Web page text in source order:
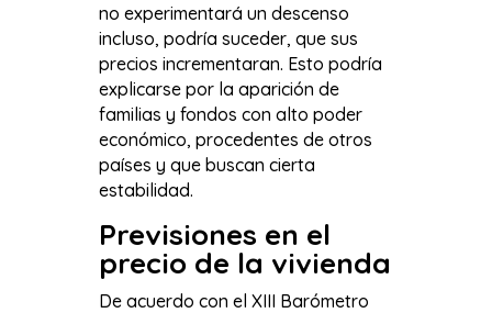
no experimentará un descenso
incluso, podría suceder, que sus
precios incrementaran. Esto podría
explicarse por la aparición de
familias y fondos con alto poder
económico, procedentes de otros
países y que buscan cierta
estabilidad.
Previsiones en el
precio de la vivienda
De acuerdo con el XIII Barómetro